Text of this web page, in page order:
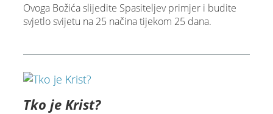
Ovoga Božića slijedite Spasiteljev primjer i budite
svjetlo svijetu na 25 načina tijekom 25 dana.
Tko je Krist?